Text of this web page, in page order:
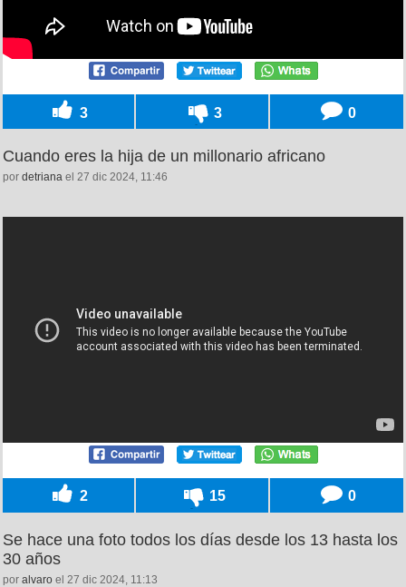
3 3 0
Cuando eres la hija de un millonario africano
por detriana el 27 dic 2024, 11:46
2 15 0
Se hace una foto todos los días desde los 13 hasta los
30 años
por alvaro el 27 dic 2024, 11:13